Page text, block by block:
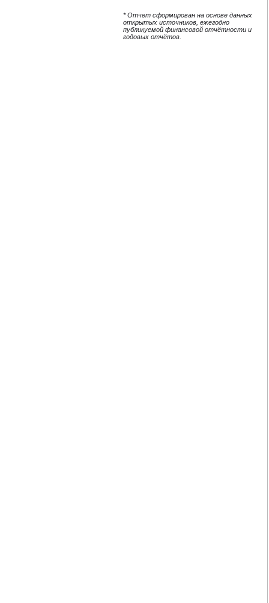
* Отчет сформирован на основе данных
открытых источников, ежегодно
публикуемой финансовой отчётности и
годовых отчётов.